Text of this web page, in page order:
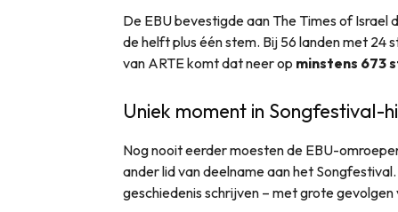
De EBU bevestigde aan The Times of Israel
de helft plus één stem. Bij 56 landen met 24
van ARTE komt dat neer op minstens 673
Uniek moment in Songfestival-
Nog nooit eerder moesten de EBU-
ander lid van deelname aan het
geschiedenis schrijven – met grote